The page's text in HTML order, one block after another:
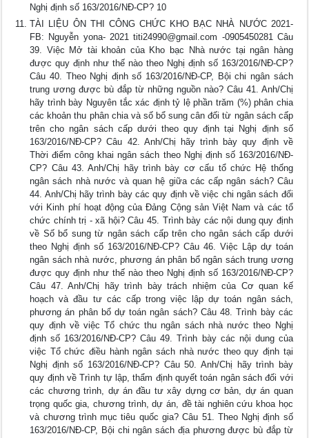
Nghị định số 163/2016/NĐ-CP? 10
TÀI LIỆU ÔN THI CÔNG CHỨC KHO BẠC NHÀ NƯỚC 2021-
FB: Nguyễn yona- 2021titi24990@gmail.com -0905450281 Câu
39. Việc Mở tài khoản của Kho bạc Nhà nước tại ngân hàng
được quy định như thế nào theo Nghị định số 163/2016/NĐ-CP?
Câu 40. Theo Nghị định số 163/2016/NĐ-CP, Bội chi ngân sách
trung ương được bù đắp từ những nguồn nào? Câu 41. Anh/Chị
hãy trình bày Nguyên tắc xác định tỷ lệ phần trăm (%) phân chia
các khoản thu phân chia và số bổ sung cân đối từ ngân sách cấp
trên cho ngân sách cấp dưới theo quy định tại Nghị định số
163/2016/NĐ-CP? Câu 42. Anh/Chị hãy trình bày quy định về
Thời điểm công khai ngân sách theo Nghị định số 163/2016/NĐ-
CP? Câu 43. Anh/Chị hãy trình bày cơ cấu tổ chức Hệ thống
ngân sách nhà nước và quan hệ giữa các cấp ngân sách? Câu
44. Anh/Chị hãy trình bày các quy định về việc chi ngân sách đối
với Kinh phí hoạt động của Đảng Cộng sản Việt Nam và các tổ
chức chính trị - xã hội? Câu 45. Trình bày các nội dung quy định
về Số bổ sung từ ngân sách cấp trên cho ngân sách cấp dưới
theo Nghị định số 163/2016/NĐ-CP? Câu 46. Việc Lập dự toán
ngân sách nhà nước, phương án phân bổ ngân sách trung ương
được quy định như thế nào theo Nghị định số 163/2016/NĐ-CP?
Câu 47. Anh/Chị hãy trình bày trách nhiệm của Cơ quan kế
hoạch và đầu tư các cấp trong việc lập dự toán ngân sách,
phương án phân bổ dự toán ngân sách? Câu 48. Trình bày các
quy định về việc Tổ chức thu ngân sách nhà nước theo Nghị
định số 163/2016/NĐ-CP? Câu 49. Trình bày các nội dung của
việc Tổ chức điều hành ngân sách nhà nước theo quy định tại
Nghị định số 163/2016/NĐ-CP? Câu 50. Anh/Chị hãy trình bày
quy định về Trình tự lập, thẩm định quyết toán ngân sách đối với
các chương trình, dự án đầu tư xây dựng cơ bản, dự án quan
trọng quốc gia, chương trình, dự án, đề tài nghiên cứu khoa học
và chương trình mục tiêu quốc gia? Câu 51. Theo Nghị định số
163/2016/NĐ-CP, Bội chi ngân sách địa phương được bù đắp từ